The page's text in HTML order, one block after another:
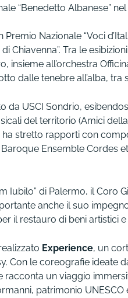
“Benedetto Albanese”
Nazionale “Voci
Chiavenna”. Tra le
insieme all’orchestra
dalle tenebre all’alba, tra
da USCI Sondrio,
del territorio (Amici
ha stretto rapporti con
Ensemble Cordes
di Palermo, il Coro
anche il suo
il restauro di beni artistici
Experience, un
Con le coreografie ideate
un viaggio
patrimonio UNESCO